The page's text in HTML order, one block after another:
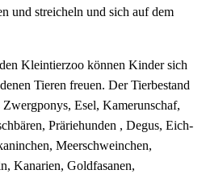
und streicheln und sich auf dem
Kleintierzoo können Kinder sich
Tieren freuen. Der Tierbestand
Esel, Kamerunschaf,
Präriehunden , Degus, Eich-
Meerschweinchen,
Kanarien, Goldfasanen,